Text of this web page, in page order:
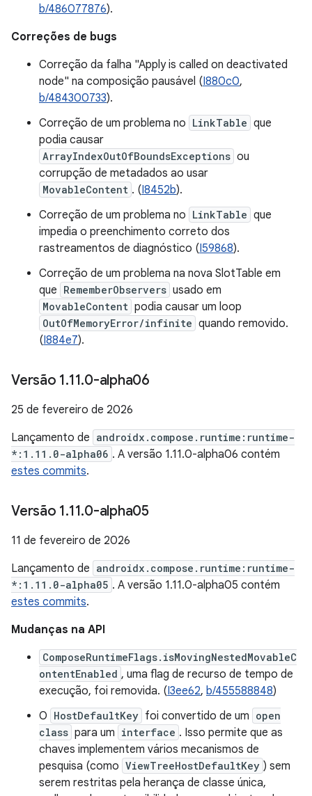
b/486077876).
Correções de bugs
Correção da falha "Apply is called on deactivated
node" na composição pausável (I880c0,
b/484300733).
Correção de um problema no LinkTable que
podia causar
ArrayIndexOutOfBoundsExceptions ou
corrupção de metadados ao usar
MovableContent . (I8452b).
Correção de um problema no LinkTable que
impedia o preenchimento correto dos
rastreamentos de diagnóstico (I59868).
Correção de um problema na nova SlotTable em
que RememberObservers usado em
MovableContent podia causar um loop
OutOfMemoryError/infinite quando removido.
(I884e7).
Versão 1.11.0-alpha06
25 de fevereiro de 2026
Lançamento de androidx.compose.runtime:runtime-
*:1.11.0-alpha06 . A versão 1.11.0-alpha06 contém
estes commits.
Versão 1.11.0-alpha05
11 de fevereiro de 2026
Lançamento de androidx.compose.runtime:runtime-
*:1.11.0-alpha05 . A versão 1.11.0-alpha05 contém
estes commits.
Mudanças na API
ComposeRuntimeFlags.isMovingNestedMovableC
ontentEnabled , uma flag de recurso de tempo de
execução, foi removida. (I3ee62, b/455588848)
O HostDefaultKey foi convertido de um open
class para um interface . Isso permite que as
chaves implementem vários mecanismos de
pesquisa (como ViewTreeHostDefaultKey ) sem
serem restritas pela herança de classe única,